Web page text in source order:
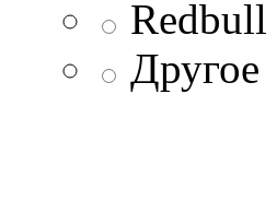
Redbull
Другое